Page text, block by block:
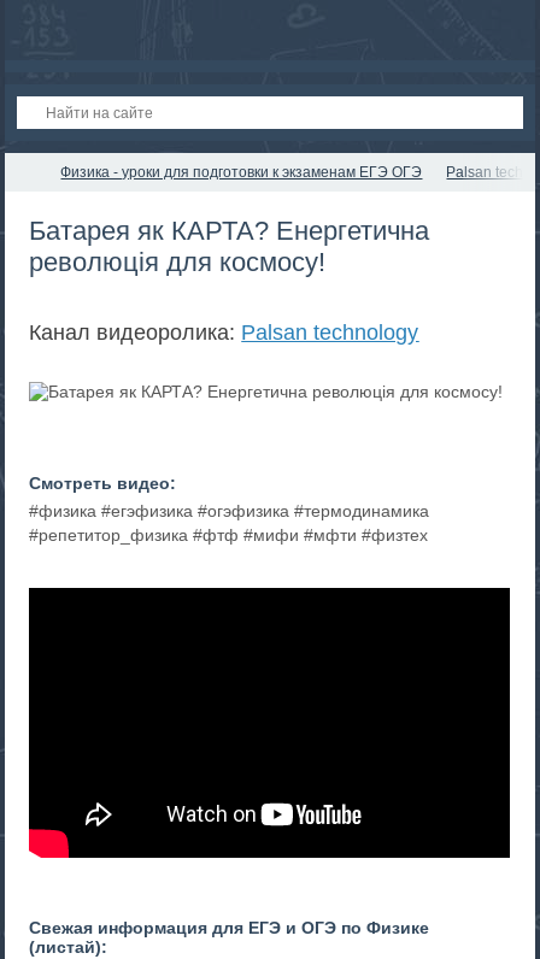
Физика - уроки для подготовки к экзаменам ЕГЭ ОГЭ Palsan
Батарея як КАРТА? Енергетична
революція для космосу!
Канал видеоролика: Palsan technology
Смотреть видео:
#физика #егэфизика #огэфизика #термодинамика
#репетитор_физика #фтф #мифи #мфти #физтех
Свежая информация для ЕГЭ и ОГЭ по Физике
(листай):